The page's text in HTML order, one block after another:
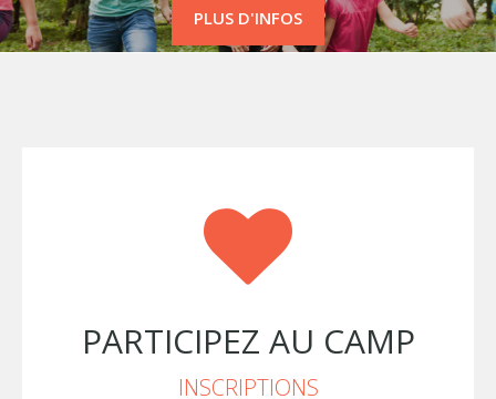
PLUS D'INFOS
PLUS D'INFOS
PARTICIPEZ AU CAMP
INSCRIPTIONS